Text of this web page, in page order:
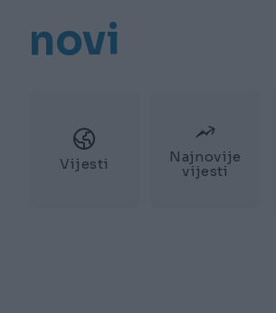
novi
Vijesti
Najnovije
vijesti